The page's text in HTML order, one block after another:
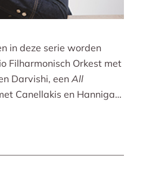
in deze serie worden
Filharmonisch Orkest met
Darvishi, een All
Canellakis en Hannigan